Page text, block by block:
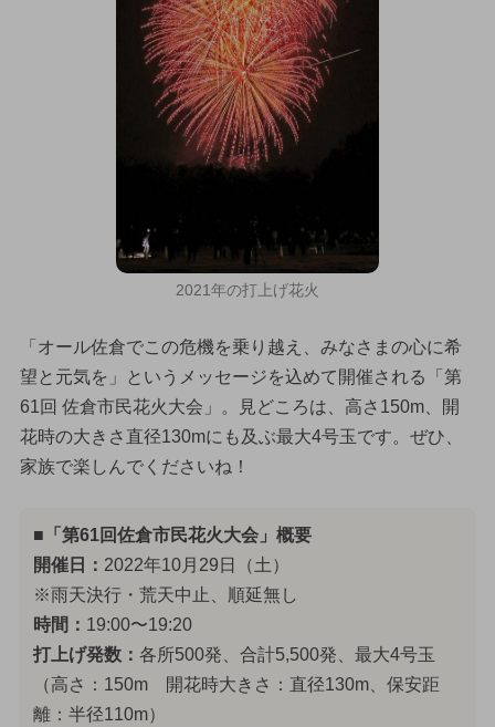
2021年の打上げ花火
「オール佐倉でこの危機を乗り越え、みなさまの心に希
望と元気を」というメッセージを込めて開催される「第
61回 佐倉市民花火大会」。見どころは、高さ150m、開
花時の大きさ直径130mにも及ぶ最大4号玉です。ぜひ、
家族で楽しんでくださいね！
■「第61回佐倉市民花火大会」概要
開催日： 2022年10月29日（土）
※雨天決行・荒天中止、順延無し
時間： 19:00〜19:20
打上げ発数： 各所500発、合計5,500発、最大4号玉
（高さ：150m 開花時大きさ：直径130m、保安距
離：半径110m）